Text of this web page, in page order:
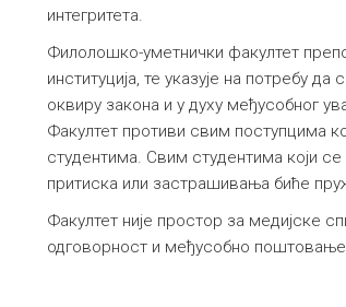
интегритета.
Филолошко-уметнички факултет
институција, те указује на потребу
оквиру закона и у духу међусобног
Факултет противи свим поступцима
студентима. Свим студентима који
притиска или застрашивања биће
Факултет није простор за медијске
одговорност и међусобно